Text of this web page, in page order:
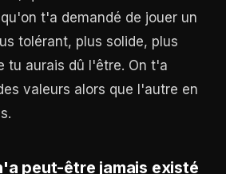
t'a demandé de jouer un
tolérant, plus solide, plus
tu aurais dû l'être. On t'a
valeurs alors que l'autre en
peut-être jamais existé